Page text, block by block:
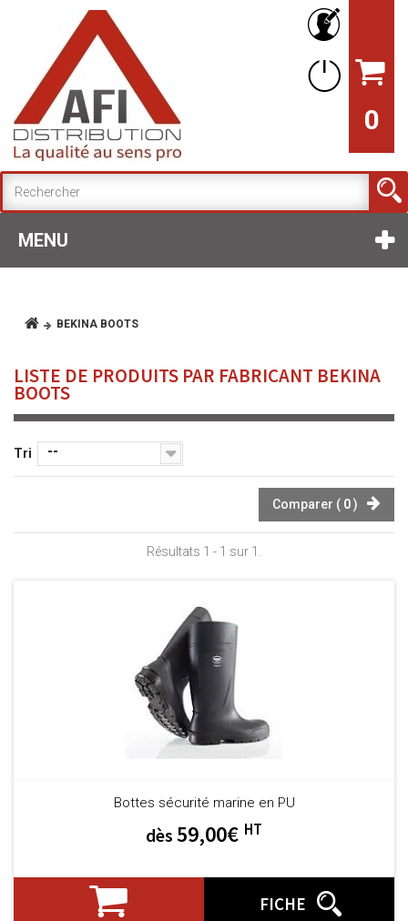
0
MENU
BEKINA BOOTS
LISTE DE PRODUITS PAR FABRICANT BEKINA
BOOTS
Tri --
Comparer ( 0)
Résultats 1 - 1 sur 1.
Bottes sécurité marine en PU
dès 59,00€ HT
FICHE